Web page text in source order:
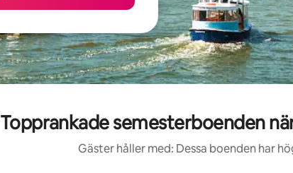
Topprankade semesterboenden
Gäster håller med: Dessa boenden har